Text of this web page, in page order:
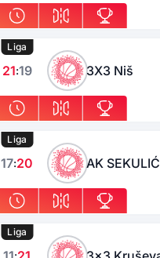
21:19 3X3 Niš
Liga
17:20 AK SEKULIĆ
Liga
:
Liga